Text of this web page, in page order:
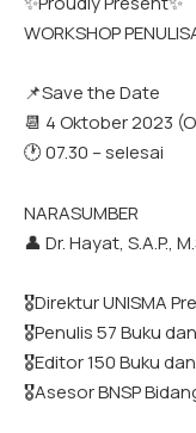
WORKSHOP
📌Save the Date
📆 4 Oktober 2023
🕐 07.30 – selesai
NARASUMBER
👤 Dr. Hayat, S.A.P.,
🎖️Direktur UNISMA
🎖️Penulis 57 Buku
🎖️Editor 150 Buku
🎖️Asesor BNSP